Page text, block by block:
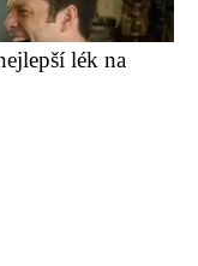
lék na